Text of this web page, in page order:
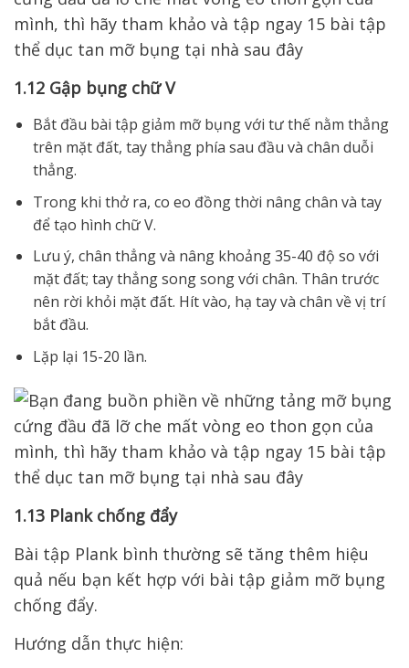
1.12 Gập bụng chữ V
Bắt đầu bài tập giảm mỡ bụng với tư thế nằm thẳng
trên mặt đất, tay thẳng phía sau đầu và chân duỗi
thẳng.
Trong khi thở ra, co eo đồng thời nâng chân và tay
để tạo hình chữ V.
Lưu ý, chân thẳng và nâng khoảng 35-40 độ so với
mặt đất; tay thẳng song song với chân. Thân trước
nên rời khỏi mặt đất. Hít vào, hạ tay và chân về vị trí
bắt đầu.
Lặp lại 15-20 lần.
1.13 Plank chống đẩy
Bài tập Plank bình thường sẽ tăng thêm hiệu
quả nếu bạn kết hợp với bài tập giảm mỡ bụng
chống đẩy.
Hướng dẫn thực hiện: